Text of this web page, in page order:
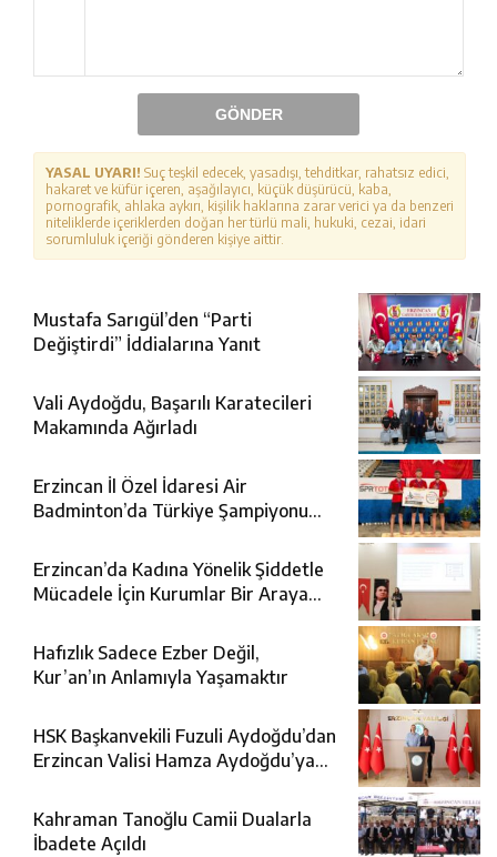
GÖNDER
YASAL UYARI! Suç teşkil edecek, yasadışı, tehditkar, rahatsız edici,
hakaret ve küfür içeren, aşağılayıcı, küçük düşürücü, kaba,
pornografik, ahlaka aykırı, kişilik haklarına zarar verici ya da benzeri
niteliklerde içeriklerden doğan her türlü mali, hukuki, cezai, idari
sorumluluk içeriği gönderen kişiye aittir.
Mustafa Sarıgül’den “Parti
Değiştirdi” İddialarına Yanıt
Vali Aydoğdu, Başarılı Karatecileri
Makamında Ağırladı
Erzincan İl Özel İdaresi Air
Badminton’da Türkiye Şampiyonu
Erzincan’da Kadına Yönelik Şiddetle
Mücadele İçin Kurumlar Bir Araya
Hafızlık Sadece Ezber Değil,
Kur’an’ın Anlamıyla Yaşamaktır
HSK Başkanvekili Fuzuli Aydoğdu’dan
Erzincan Valisi Hamza Aydoğdu’ya
Kahraman Tanoğlu Camii Dualarla
İbadete Açıldı